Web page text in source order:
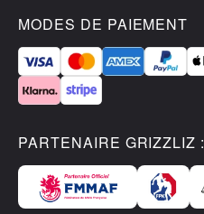
MODES DE PAIEMENT
PARTENAIRE GRIZZLIZ :